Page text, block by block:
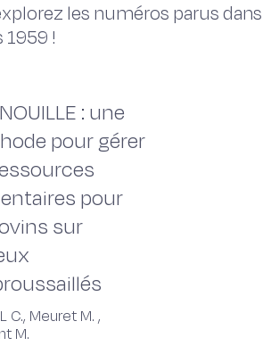
les numéros parus dans
1959 !
: une
pour gérer
pour
sur
C., Meuret M. ,
M.